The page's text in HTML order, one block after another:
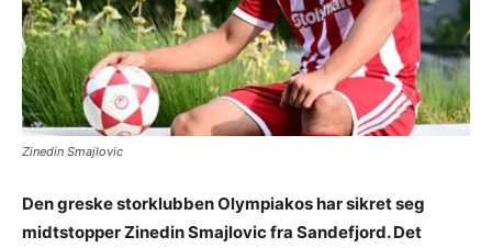
Zinedin Smajlovic
Den greske storklubben Olympiakos har sikret seg
midtstopper Zinedin Smajlovic fra Sandefjord. Det